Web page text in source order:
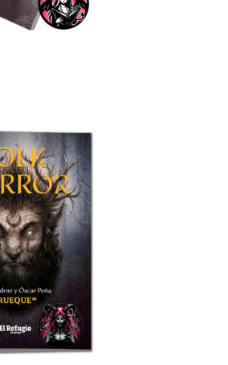
Añadir
a la
lista de
deseos